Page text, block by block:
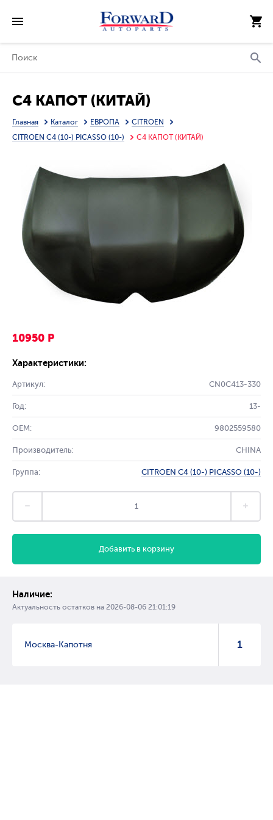
C4 КАПОТ (КИТАЙ)
Главная Каталог ЕВРОПА
CITROEN
CITROEN C4 (10-) PICASSO (10-)
C4 КАПОТ (КИТАЙ)
10950 Р
Характеристики:
Артикул: CN0C413-330
Год: 13-
OEM: 9802559580
Производитель: CHINA
Группа: CITROEN C4 (10-) PICASSO (10-)
Добавить в корзину
Наличие:
Актуальность остатков на 2026-08-06 21:01:19
Москва-Капотня 1